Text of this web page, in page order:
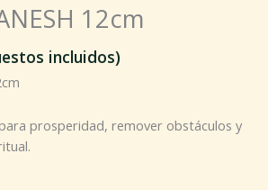
12cm
incluidos)
prosperidad, remover obstáculos y